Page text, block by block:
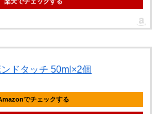
ドタッチ 50ml×2個
でチェックする